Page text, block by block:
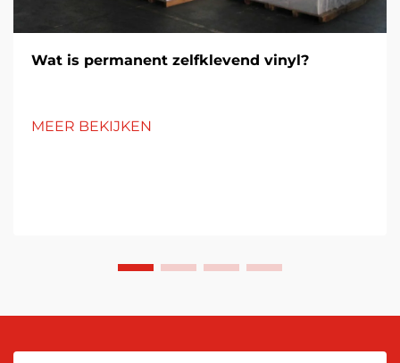
Wat is permanent zelfklevend vinyl?
MEER BEKIJKEN